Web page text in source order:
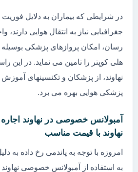
در شرایطی که بیماران به دلایل
جغرافیایی نیاز به انتقال هوایی دارند،
رسان، امکان پروازهای پزشکی
هلی کوپتر را تامین می نماید. در این
نهاوند، از پزشکان و تکنسینهای آموزش
پزشکی هوایی بهره می برد.
آمبولانس خصوصی در نهاوند اجاره
نهاوند با قیمت مناسب
امروزه با توجه به پاندمی رخ داده به
به استفاده از آمبولانس خصوصی نهاوند